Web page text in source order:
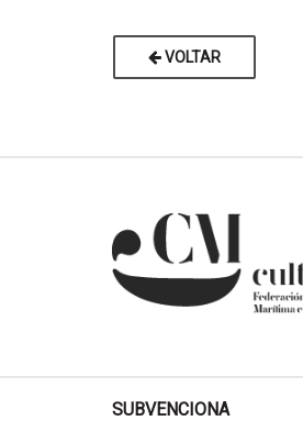
VOLTAR
SUBVENCIONA